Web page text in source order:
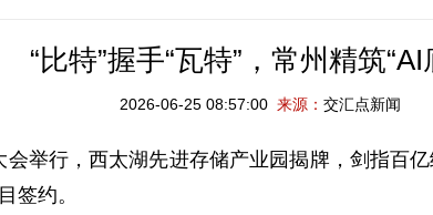
“比特”握手“瓦特”，常州精筑“AI
2026-06-25 08:57:00 来源： 交汇点新闻
行，西太湖先进存储产业园揭牌，剑指百
签约。